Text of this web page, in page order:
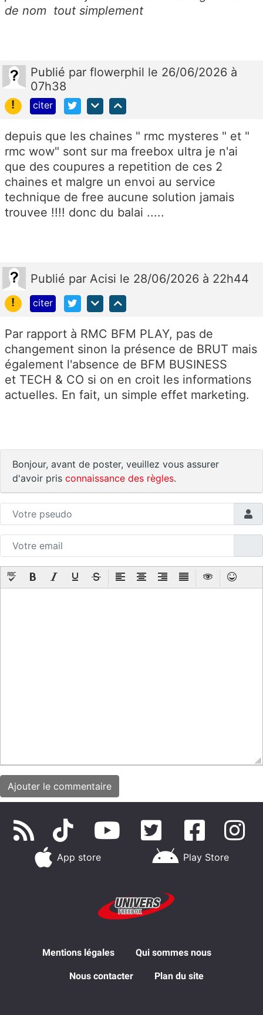
de nom tout simplement
Publié par flowerphil le 26/06/2026 à
07h38
!
citer
depuis que les chaines " rmc mysteres " et "
rmc wow" sont sur ma freebox ultra je n'ai
que des coupures a repetition de ces 2
chaines et malgre un envoi au service
technique de free aucune solution jamais
trouvee !!!! donc du balai .....
Publié par Acisi le 28/06/2026 à 22h44
!
citer
Par rapport à RMC BFM PLAY, pas de
changement sinon la présence de BRUT mais
également l'absence de BFM BUSINESS
et TECH & CO si on en croit les informations
actuelles. En fait, un simple effet marketing.
Bonjour, avant de poster, veuillez vous assurer
d'avoir pris connaissance des règles.
App store Play Store
Mentions légales Qui sommes nous
Nous contacter Plan du site